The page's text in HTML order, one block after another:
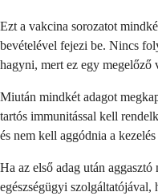
Ezt a vakcina sorozatot
bevételével fejezi be. Nincs
hagyni, mert ez egy megelőző
Miután mindkét adagot
tartós immunitással kell
és nem kell aggódnia a
Ha az első adag után
egészségügyi